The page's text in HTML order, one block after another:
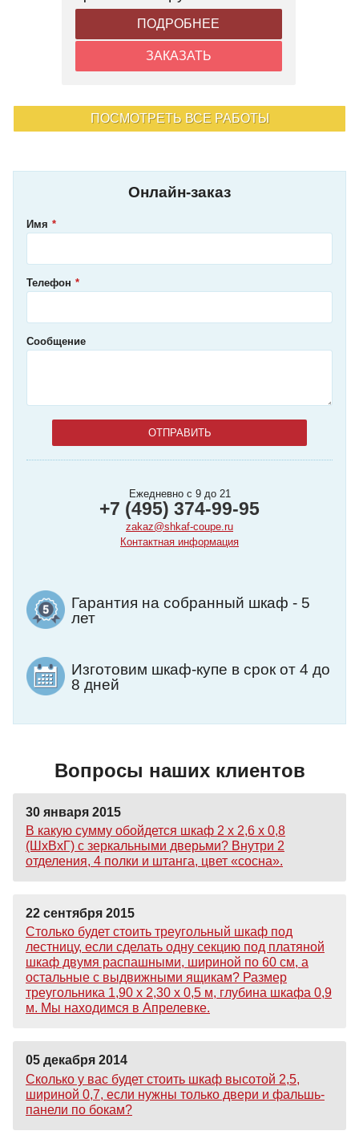
ПОДРОБНЕЕ
ЗАКАЗАТЬ
ПОСМОТРЕТЬ ВСЕ РАБОТЫ
Онлайн-заказ
Имя
Телефон
Сообщение
Ежедневно с 9 до 21
+7 (495) 374-99-95
zakaz@shkaf-coupe.ru
Контактная информация
Гарантия на собранный шкаф - 5
лет
Изготовим шкаф-купе в срок от 4 до
8 дней
Вопросы наших клиентов
30 января 2015
В какую сумму обойдется шкаф 2 х 2,6 х 0,8
(ШхВхГ) с зеркальными дверьми? Внутри 2
отделения, 4 полки и штанга, цвет «сосна».
22 сентября 2015
Столько будет стоить треугольный шкаф под
лестницу, если сделать одну секцию под платяной
шкаф двумя распашными, шириной по 60 см, а
остальные с выдвижными ящикам? Размер
треугольника 1,90 х 2,30 х 0,5 м, глубина шкафа 0,9
м. Мы находимся в Апрелевке.
05 декабря 2014
Сколько у вас будет стоить шкаф высотой 2,5,
шириной 0,7, если нужны только двери и фальшь-
панели по бокам?